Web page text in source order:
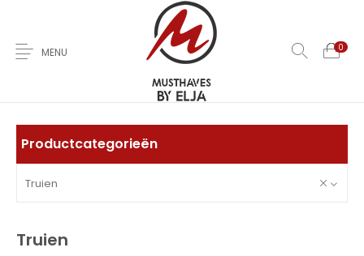
Home Over Ons Nieuwe Kleding Jas
Jurken Sale
Contact
MENU 0
Productcategorieën
Truien
Truien